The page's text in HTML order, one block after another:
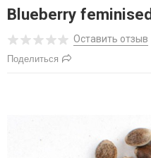
Blueberry feminised
Оставить отзыв
Поделиться